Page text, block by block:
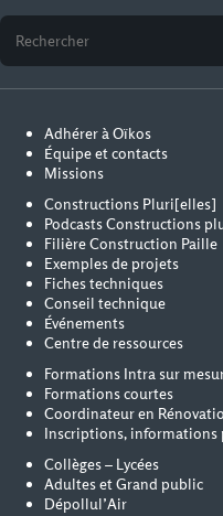
Adhérer à Oïkos
Équipe et contacts
Missions
Constructions Pluri[elles]
Podcasts Constructions
Filière Construction Paille
Exemples de projets
Fiches techniques
Conseil technique
Événements
Centre de ressources
Formations Intra sur
Formations courtes
Coordinateur en
Inscriptions, informations
Collèges – Lycées
Adultes et Grand public
Dépollul’Air